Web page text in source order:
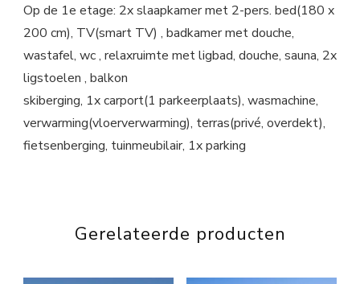
Op de 1e etage: 2x slaapkamer met 2-pers. bed(180 x
200 cm), TV(smart TV) , badkamer met douche,
wastafel, wc , relaxruimte met ligbad, douche, sauna, 2x
ligstoelen , balkon
skiberging, 1x carport(1 parkeerplaats), wasmachine,
verwarming(vloerverwarming), terras(privé, overdekt),
fietsenberging, tuinmeubilair, 1x parking
Gerelateerde producten